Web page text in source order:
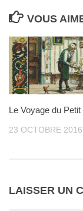
VOUS
Le Voyage du
23 OCTOBRE 2016
LAISSER UN